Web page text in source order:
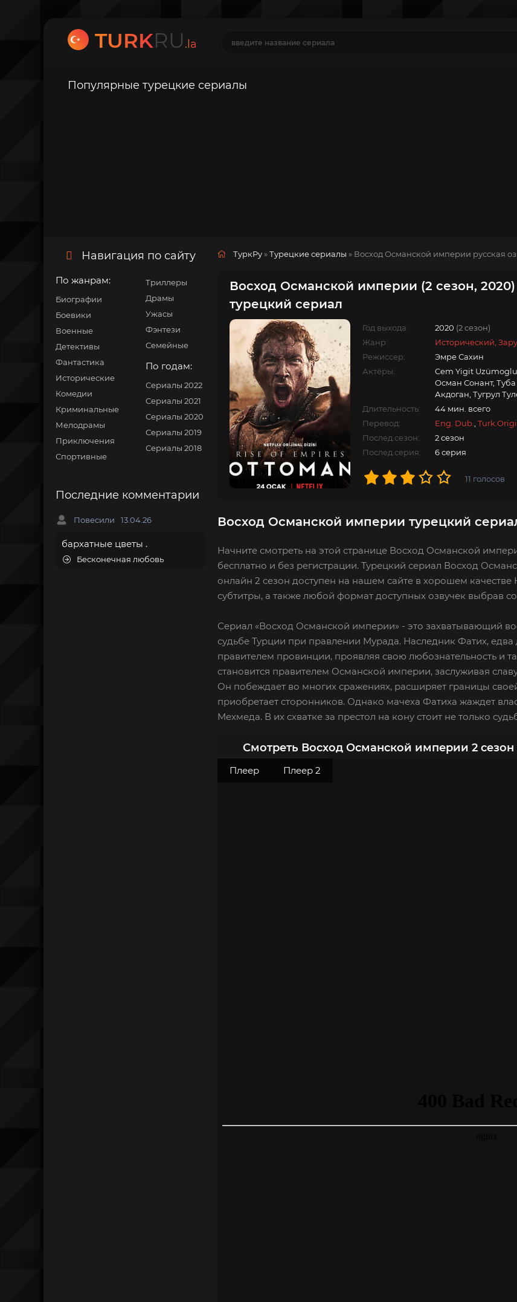
TURKRU .la
Популярные турецкие сериалы
Навигация по сайту
По жанрам:
Биографии
Боевики
Военные
Детективы
Фантастика
Исторические
Комедии
Криминальные
Мелодрамы
Приключения
Спортивные
Триллеры
Драмы
Ужасы
Фэнтези
Семейные
По годам:
Сериалы 2022
Сериалы 2021
Сериалы 2020
Сериалы 2019
Сериалы 2018
Последние комментарии
Повесили 13.04.26
бархатные цветы .
Бесконечная любовь
ТуркРу »Турецкие сериалы » Восход Османской империи русская
Восход Османской империи (2 сезон, 2020)
турецкий сериал
Год выхода: 2020 (2 сезон)
Жанр:
Исторический,
Режиссер:
Эмре Сахин
Актёры:
Cem Yigit
Осман Сонант,
Акдоган, Тугрул
Длительность:
44 мин. всего
Перевод:
Eng. Dub.
Послед.сезон:
2 сезон
Послед.серия:
6 серия
11 голосов
Восход Османской империи турецкий
Начните смотреть на этой странице Восход Османской
бесплатно и без регистрации. Турецкий сериал Восход
онлайн 2 сезон доступен на нашем сайте в хорошем
субтитры, а также любой формат доступных озвучек выбрав
Сериал «Восход Османской империи» - это захватывающий
судьбе Турции при правлении Мурада. Наследник Фатих, едва
правителем провинции, проявляя свою любознательность и
становится правителем Османской империи, заслуживая
Он побеждает во многих сражениях, расширяет границы
приобретает сторонников. Однако мачеха Фатиха жаждет
Мехмеда. В их схватке за престол на кону стоит не только
Смотреть Восход Османской империи 2
Плеер Плеер 2